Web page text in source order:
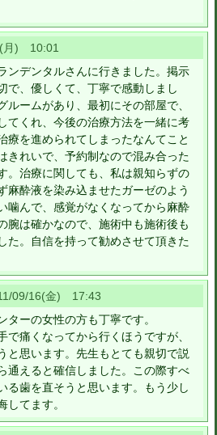
) 10:01
ンデンタルさんに行きました。掲示
で、優しくて、丁寧で感動しまし
ルームがあり、最初にその部屋で、
てくれ、今後の治療方法を一緒に考
療を進められてしまったなんてこと
きれいで、予約制なので混み合った
。治療に関しても、私は親知らずの
麻酔液を染み込ませたガーゼのよう
噛んで、感覚がなくなってから麻酔
腕は確かなので、施術中も施術後も
た。自信を持って勧めさせて頂きた
09/16(金) 17:43
ターの女性の方も丁寧です。
で痛くなってから行くほうですが、
と思います。先生もとても親切で説
通えると確信しました。この際すべ
る歯を直そうと思います。もう少し
してます。